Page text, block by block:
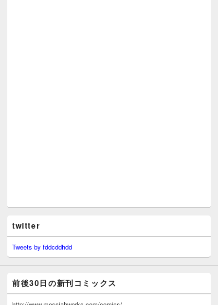
twitter
Tweets by fddcddhdd
前後30日の新刊コミックス